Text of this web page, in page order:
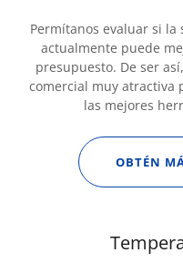
Permítanos evaluar si
actualmente puede
presupuesto. De ser
comercial muy atractiva
las mejores
OBTÉN